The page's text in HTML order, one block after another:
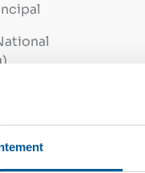
des